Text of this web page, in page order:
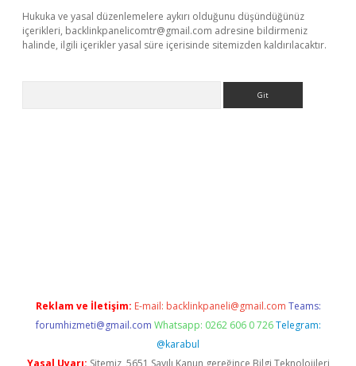
Hukuka ve yasal düzenlemelere aykırı olduğunu düşündüğünüz
içerikleri, backlinkpanelicomtr@gmail.com adresine bildirmeniz
halinde, ilgili içerikler yasal süre içerisinde sitemizden kaldırılacaktır.
Reklam ve İletişim: E-mail: backlinkpaneli@gmail.com Teams:
forumhizmeti@gmail.com Whatsapp: 0262 606 0 726 Telegram:
@karabul
Yasal Uyarı: Sitemiz, 5651 Sayılı Kanun gereğince Bilgi Teknolojileri